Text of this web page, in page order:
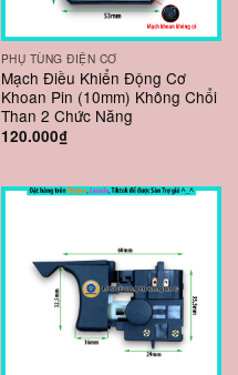
PHỤ TÙNG ĐIỆN CƠ
Mạch Điều Khiển Động Cơ
Khoan Pin (10mm) Không Chổi
Than 2 Chức Năng
120.000₫